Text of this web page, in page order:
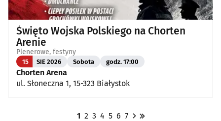
Święto Wojska Polskiego na Chorten
Arenie
Plenerowe, festyny
15 SIE 2026 Sobota godz. 17:00
Chorten Arena
ul. Słoneczna 1, 15-323 Białystok
1 2 3 4 5 6 7